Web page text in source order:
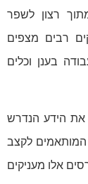
רצון לשפר
רבים מצפים
בענן וכלים
הידע הנדרש
המותאמים לקצב
אלו מעניקים